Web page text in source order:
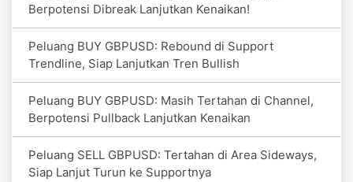
Berpotensi Dibreak Lanjutkan Kenaikan!
Peluang BUY GBPUSD: Rebound di Support
Trendline, Siap Lanjutkan Tren Bullish
Peluang BUY GBPUSD: Masih Tertahan di Channel,
Berpotensi Pullback Lanjutkan Kenaikan
Peluang SELL GBPUSD: Tertahan di Area Sideways,
Siap Lanjut Turun ke Supportnya